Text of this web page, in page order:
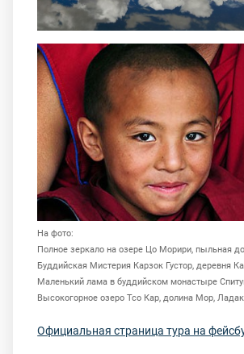
На фото:
Полное зеркало на озере Цо Морири, пыльная
Буддийская Мистерия Карзок Густор, деревня
Маленький лама в буддийском монастыре
Высокогорное озеро Тсо Кар, долина Мор,
Официальная страница тура на